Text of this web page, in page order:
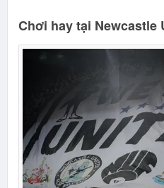
Chơi hay tại Newcastle